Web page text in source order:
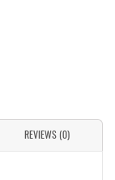
REVIEWS (0)